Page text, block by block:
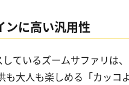
ンに高い汎用性
ているズームサファリは
も大人も楽しめる「カッコ